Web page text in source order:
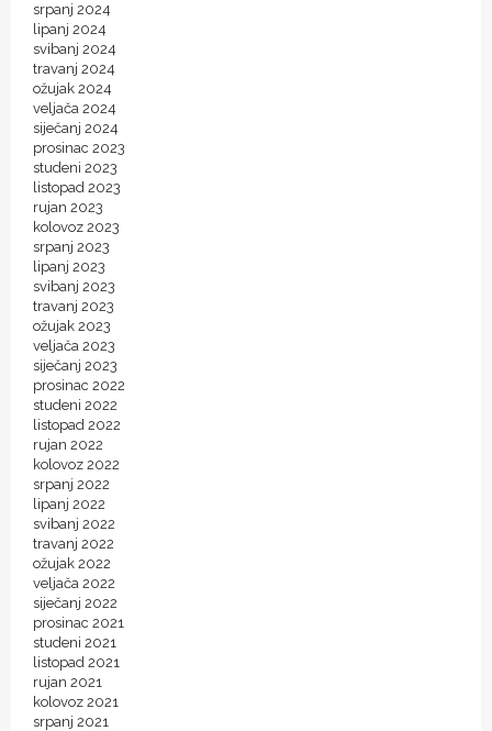
srpanj 2024
lipanj 2024
svibanj 2024
travanj 2024
ožujak 2024
veljača 2024
siječanj 2024
prosinac 2023
studeni 2023
listopad 2023
rujan 2023
kolovoz 2023
srpanj 2023
lipanj 2023
svibanj 2023
travanj 2023
ožujak 2023
veljača 2023
siječanj 2023
prosinac 2022
studeni 2022
listopad 2022
rujan 2022
kolovoz 2022
srpanj 2022
lipanj 2022
svibanj 2022
travanj 2022
ožujak 2022
veljača 2022
siječanj 2022
prosinac 2021
studeni 2021
listopad 2021
rujan 2021
kolovoz 2021
srpanj 2021